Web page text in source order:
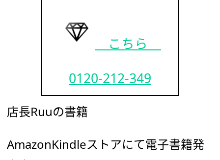
こちら
0120-212-349
店長Ruuの書籍
AmazonKindleストアにて電子書籍発